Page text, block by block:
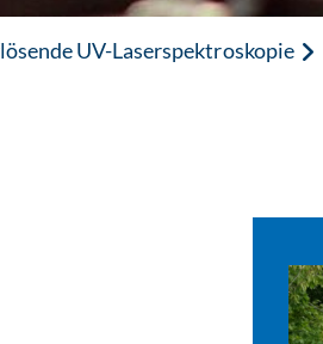
UV-Laserspektroskopie